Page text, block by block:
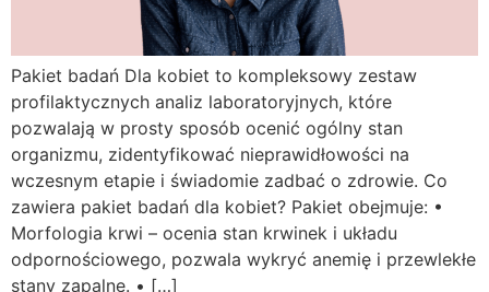
Pakiet badań Dla kobiet to kompleksowy zestaw
profilaktycznych analiz laboratoryjnych, które
pozwalają w prosty sposób ocenić ogólny stan
organizmu, zidentyfikować nieprawidłowości na
wczesnym etapie i świadomie zadbać o zdrowie. Co
zawiera pakiet badań dla kobiet? Pakiet obejmuje: •
Morfologia krwi – ocenia stan krwinek i układu
odpornościowego, pozwala wykryć anemię i przewlekłe
stany zapalne. • […]